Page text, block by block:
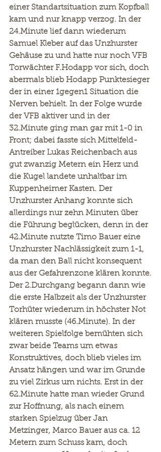
einer Standartsituation zum Kopfball
kam und nur knapp verzog. In der
24.Minute lief dann wiederum
Samuel Kleber auf das Unzhurster
Gehäuse zu und hatte nur noch VFB
Torwächter F.Hodapp vor sich, doch
abermals blieb Hodapp Punktesieger
der in einer 1gegen1 Situation die
Nerven behielt. In der Folge wurde
der VFB aktiver und in der
32.Minute ging man gar mit 1-0 in
Front; dabei fasste sich Mittelfeld-
Antreiber Lukas Reichenbach aus
gut zwanzig Metern ein Herz und
die Kugel landete unhaltbar im
Kuppenheimer Kasten. Der
Unzhurster Anhang konnte sich
allerdings nur zehn Minuten über
die Führung beglücken, denn in der
42.Minute nutzte Timo Bauer eine
Unzhurster Nachlässigkeit zum 1-1,
da man den Ball nicht konsequent
aus der Gefahrenzone klären konnte.
Der 2.Durchgang begann dann wie
die erste Halbzeit als der Unzhurster
Torhüter wiederum in höchster Not
klären musste (46.Minute). In der
weiteren Spielfolge bemühten sich
zwar beide Teams um etwas
Konstruktives, doch blieb vieles im
Ansatz hängen und war im Grunde
zu viel Zirkus um nichts. Erst in der
62.Minute hatte man wieder Grund
zur Hoffnung, als nach einem
starken Spielzug über Jan
Metzinger, Marco Bauer aus ca. 12
Metern zum Schuss kam, doch